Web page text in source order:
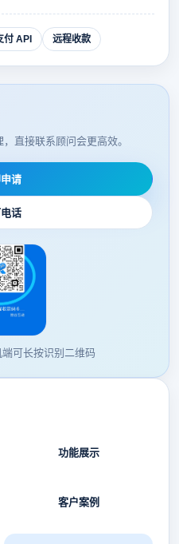
付 API 远程收款
直接联系顾问会更高效。
请
话
可长按识别二维码
功能展示
客户案例